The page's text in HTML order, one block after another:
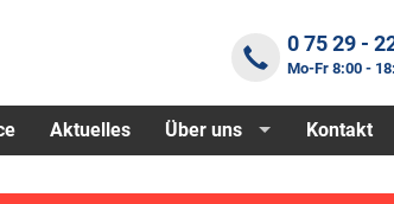
0 75 29 -
Mo-Fr 8:00 -
Aktuelles Über uns Kontakt